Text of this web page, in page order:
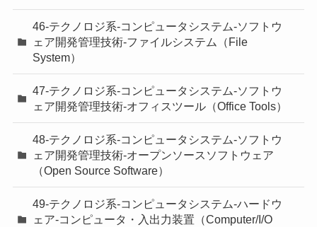
46-テクノロジ系-コンピュータシステム-ソフトウ
ェア開発管理技術-ファイルシステム（File
System）
47-テクノロジ系-コンピュータシステム-ソフトウ
ェア開発管理技術-オフィスツール（Office Tools）
48-テクノロジ系-コンピュータシステム-ソフトウ
ェア開発管理技術-オープンソースソフトウェア
（Open Source Software）
49-テクノロジ系-コンピュータシステム-ハードウ
ェア-コンピュータ・入出力装置（Computer/I/O